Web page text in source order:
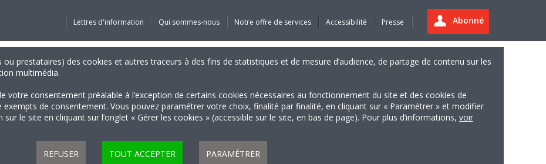
Abonné
Lettres d'information Qui sommes-nous Notre offre de services Accessibilité Presse
prestataires) des cookies et autres traceurs à des fins de statistiques et de mesure d’audience, de partage de contenu sur les
multimédia.
votre consentement préalable à l’exception de certains cookies nécessaires au fonctionnement du site et des cookies de
exempts de consentement. Vous pouvez paramétrer votre choix, finalité par finalité, en cliquant sur « Paramétrer » et modifier
le site en cliquant sur l’onglet « Gérer les cookies » (accessible sur le site, en bas de page). Pour plus d’informations, voir
REFUSER TOUT ACCEPTER PARAMÉTRER